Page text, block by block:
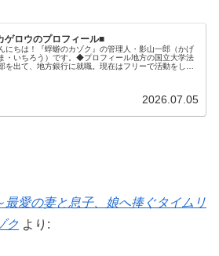
ゲロウのプロフィール■
にちは！『蜉蝣のカゾク』の管理人・影山一郎（かげ
・いちろう）です。◆プロフィール地方の国立大学法
を出て、地方銀行に就職。現在はフリーで活動をして
2026.07.05
最愛の妻と息子、娘へ捧ぐタイムリ
ク より: